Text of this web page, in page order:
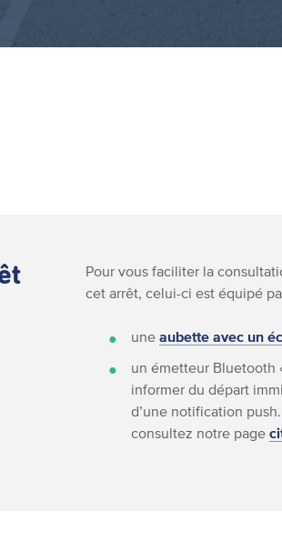
Pour vous faciliter la
cet arrêt, celui-ci est équipé
uneaubette avec un
un émetteur Bluetooth
informer du départ
d’une notification
consultez notre page